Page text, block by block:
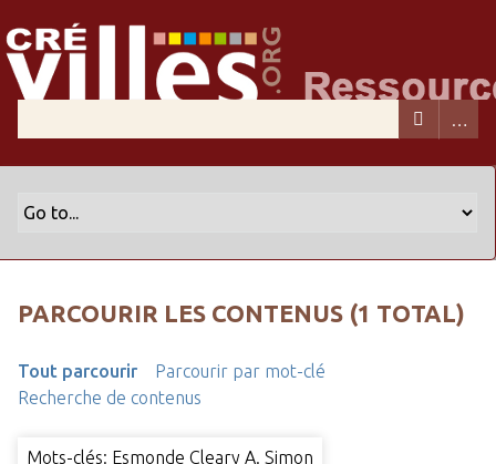
PARCOURIR LES CONTENUS (1 TOTAL)
Tout parcourir
Parcourir par mot-clé
Recherche de contenus
Mots-clés: Esmonde Cleary A. Simon